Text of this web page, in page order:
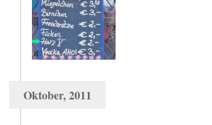
Oktober, 2011